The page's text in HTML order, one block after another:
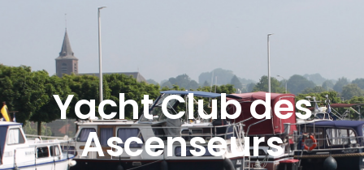
Yacht Club des
Ascenseurs